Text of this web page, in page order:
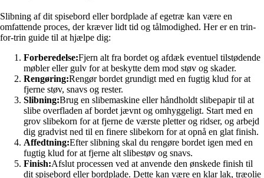
Slibning af dit spisebord eller bordplade af egetræ kan være en
omfattende proces, der kræver lidt tid og tålmodighed. Her er en trin-
for-trin guide til at hjælpe dig:
Forberedelse:Fjern alt fra bordet og afdæk eventuel tilstødende
møbler eller gulv for at beskytte dem mod støv og skader.
Rengøring:Rengør bordet grundigt med en fugtig klud for at
fjerne støv, snavs og rester.
Slibning:Brug en slibemaskine eller håndholdt slibepapir til at
slibe overfladen af bordet jævnt og omhyggeligt. Start med en
grov slibekorn for at fjerne de værste pletter og ridser, og arbejd
dig gradvist ned til en finere slibekorn for at opnå en glat finish.
Affedtning:Efter slibning skal du rengøre bordet igen med en
fugtig klud for at fjerne alt slibestøv og snavs.
Finish:Afslut processen ved at anvende den ønskede finish til
dit spisebord eller bordplade. Dette kan være en klar lak, træolie